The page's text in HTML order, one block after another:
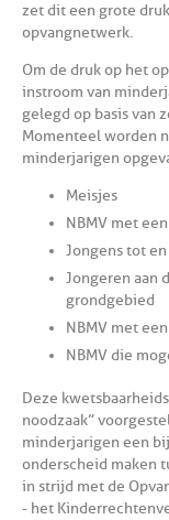
zet dit een grote
opvangnetwerk.
Om de druk op het
instroom van
gelegd op basis van
Momenteel worden
minderjarigen
Meisjes
NBMV met
Jongens tot
Jongeren aan
grondgebied
NBMV met
NBMV die
Deze
noodzaak”
minderjarigen een
onderscheid maken
in strijd met de
- het